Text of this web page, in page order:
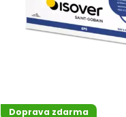
Doprava zdarma